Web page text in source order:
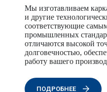
Мы изготавливаем
и другие
соответствующие
промышленных
отличаются высокой
долговечностью,
работу вашего
ПОДРОБНЕЕ